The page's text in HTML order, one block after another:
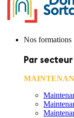
Nos formations
Par